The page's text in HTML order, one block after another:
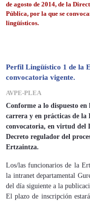
de agosto de 2014, de la
Pública, por la que se
lingüísticos.
Perfil Lingüístico 1 de la
convocatoria vigente.
AVPE-PLEA
Conforme a lo dispuesto en
carrera y en prácticas de
convocatoria, en virtud del
Decreto regulador del
Ertzaintza.
Los/las funcionarios de la
la intranet departamental
del día siguiente a la
El plazo de inscripción